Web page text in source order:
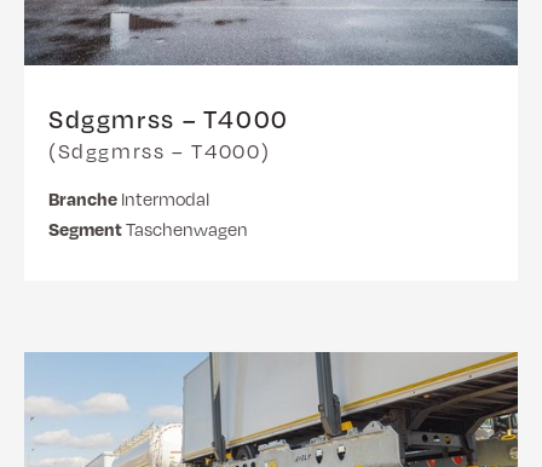
Sdggmrss – T4000
(Sdggmrss – T4000)
Branche Intermodal
SegmentTaschenwagen